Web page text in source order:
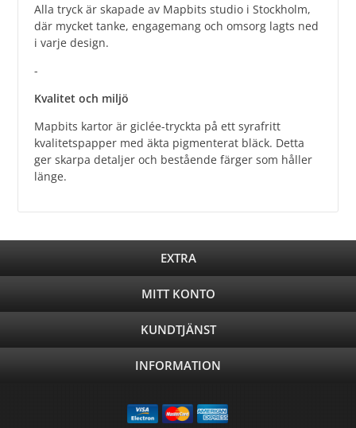
Alla tryck är skapade av Mapbits studio i Stockholm,
där mycket tanke, engagemang och omsorg lagts ned
i varje design.
-
Kvalitet och miljö
Mapbits kartor är giclée-tryckta på ett syrafritt
kvalitetspapper med äkta pigmenterat bläck. Detta
ger skarpa detaljer och bestående färger som håller
länge.
EXTRA
MITT KONTO
KUNDTJÄNST
INFORMATION